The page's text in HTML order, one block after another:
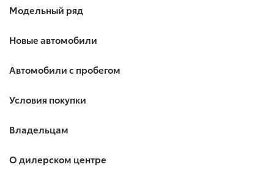
письменного заявления Обществу заказным почтовым
ТПЗ «Алтуфьево», вл. 5, стр. 1.
Модельный ряд
Новые автомобили
Автомобили с пробегом
Условия покупки
Владельцам
О дилерском центре